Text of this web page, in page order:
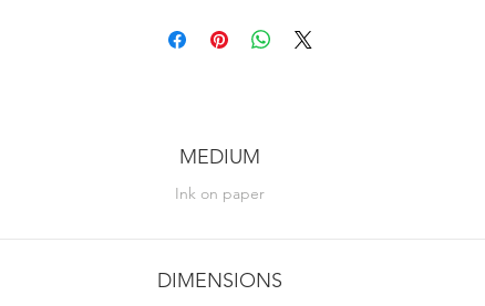
MEDIUM
Ink on paper
DIMENSIONS